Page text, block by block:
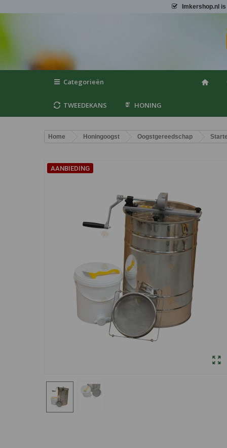
Imkershop.nl
Categorieën
TWEEDEKANS HONING
Home Honingoogst Oogstgereedschap
AANBIEDING